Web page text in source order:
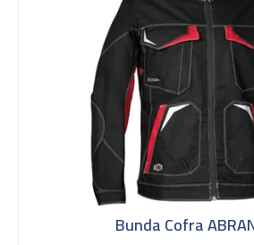
Bunda Cofra